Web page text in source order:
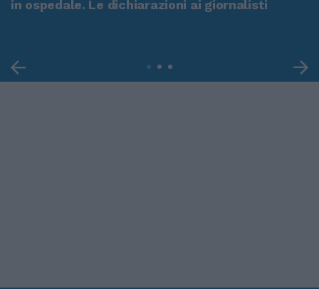
in ospedale. Le dichiarazioni ai giornalisti